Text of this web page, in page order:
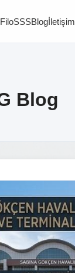
FiloSSSBlogİletişim
Blog